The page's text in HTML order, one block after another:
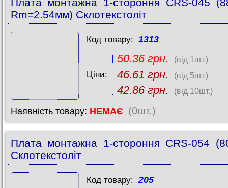
Rm=2.54мм) Склотекстоліт
Код товару: 1313
Ціни:
50.36 грн. (від 1шт.)
46.61 грн. (від 5шт.)
42.86 грн. (від 10шт.)
Наявність товару: НЕМАЄ (0шт.)
Плата монтажна 1-стороння CRS-054
Склотекстоліт
Код товару: 205